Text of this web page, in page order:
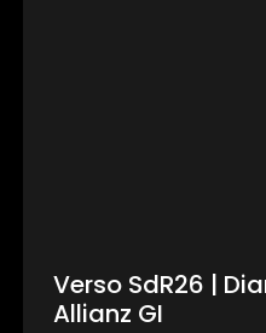
Verso SdR26 |
Allianz GI